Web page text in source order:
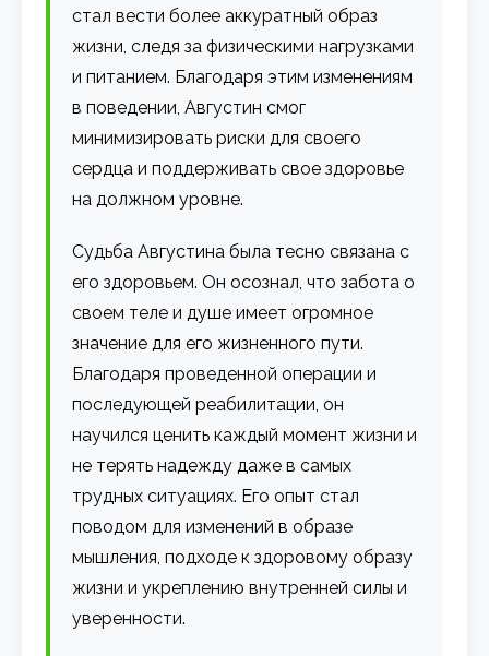
стал вести более аккуратный образ
жизни, следя за физическими нагрузками
и питанием. Благодаря этим изменениям
в поведении, Августин смог
минимизировать риски для своего
сердца и поддерживать свое здоровье
на должном уровне.
Судьба Августина была тесно связана с
его здоровьем. Он осознал, что забота о
своем теле и душе имеет огромное
значение для его жизненного пути.
Благодаря проведенной операции и
последующей реабилитации, он
научился ценить каждый момент жизни и
не терять надежду даже в самых
трудных ситуациях. Его опыт стал
поводом для изменений в образе
мышления, подходе к здоровому образу
жизни и укреплению внутренней силы и
уверенности.